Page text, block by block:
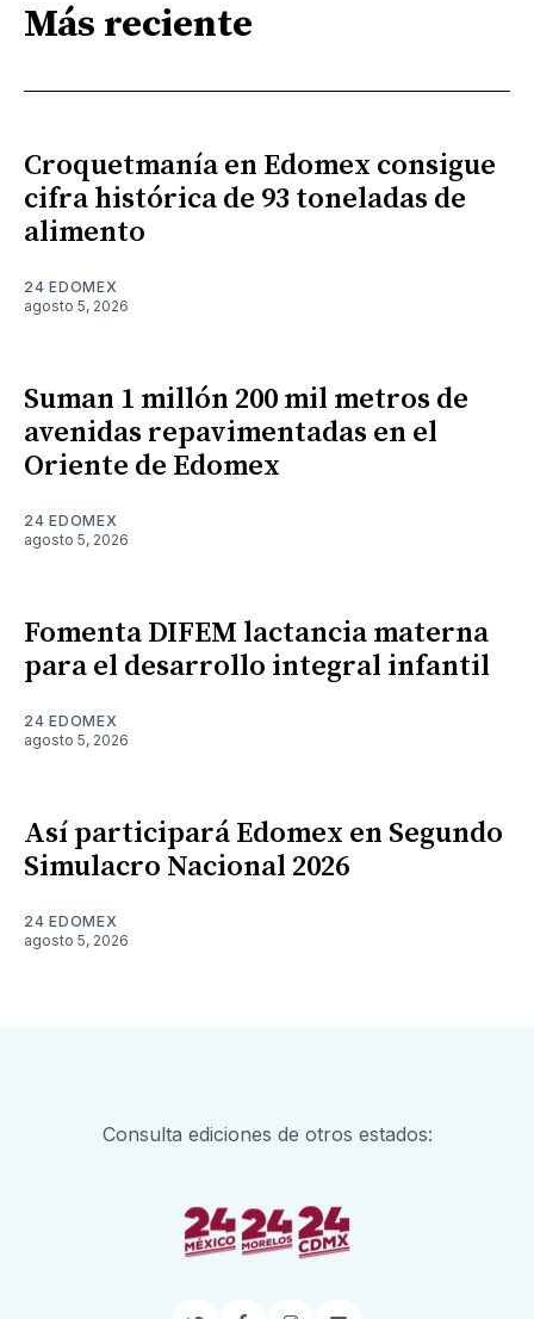
Más reciente
Croquetmanía en Edomex consigue
cifra histórica de 93 toneladas de
alimento
24 EDOMEX
agosto 5, 2026
Suman 1 millón 200 mil metros de
avenidas repavimentadas en el
Oriente de Edomex
24 EDOMEX
agosto 5, 2026
Fomenta DIFEM lactancia materna
para el desarrollo integral infantil
24 EDOMEX
agosto 5, 2026
Así participará Edomex en Segundo
Simulacro Nacional 2026
24 EDOMEX
agosto 5, 2026
Consulta ediciones de otros estados: